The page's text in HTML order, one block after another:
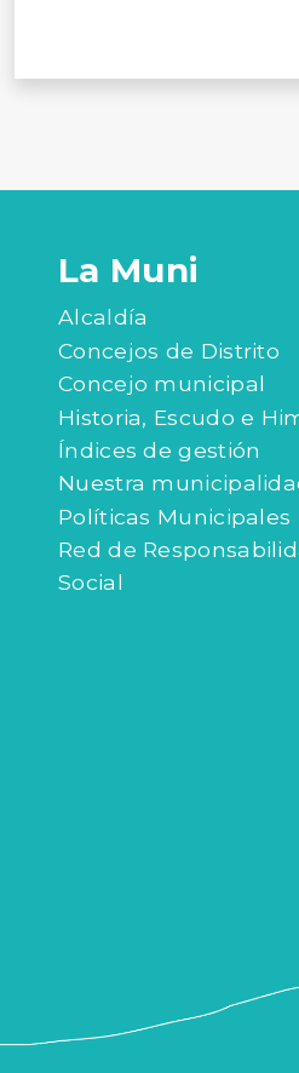
La Muni
Alcaldía
Concejos de Distrito
Concejo municipal
Historia, Escudo e
Índices de gestión
Nuestra
Políticas Municipales
Red de
Social